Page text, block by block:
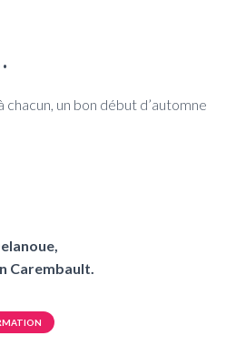
chacun, un bon début d’automne
Carembault.